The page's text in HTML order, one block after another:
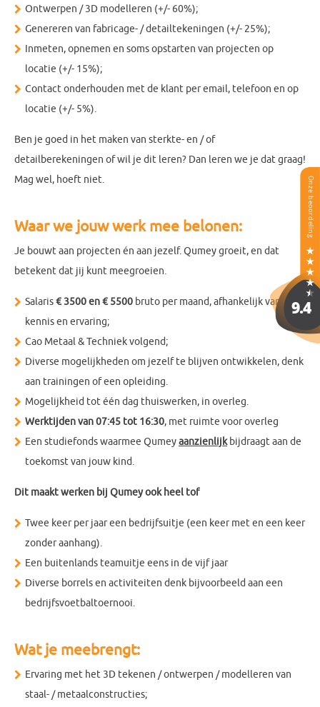
Ontwerpen / 3D modelleren (+/- 60%);
Genereren van fabricage- / detailtekeningen (+/- 25%);
Inmeten, opnemen en soms opstarten van projecten op
locatie (+/- 15%);
Contact onderhouden met de klant per email, telefoon en op
locatie (+/- 5%).
Ben je goed in het maken van sterkte- en / of
detailberekeningen of wil je dit leren? Dan leren we je dat graag!
Mag wel, hoeft niet.
Waar we jouw werk mee belonen:
Je bouwt aan projecten én aan jezelf. Qumey groeit, en dat
betekent dat jij kunt meegroeien.
Salaris€ 3500 en € 5500 bruto per maand, afhankelijk van
kennis en ervaring;
Cao Metaal & Techniek volgend;
Diverse mogelijkheden om jezelf te blijven ontwikkelen, denk
aan trainingen of een opleiding.
Mogelijkheid tot één dag thuiswerken, in overleg.
Werktijden van 07:45 tot 16:30, met ruimte voor overleg
Een studiefonds waarmee Qumeyaanzienlijkbijdraagt aan de
toekomst van jouw kind.
Dit maakt werken bij Qumey ook heel tof
Twee keer per jaar een bedrijfsuitje (een keer met en een keer
zonder aanhang).
Een buitenlands teamuitje eens in de vijf jaar
Diverse borrels en activiteiten denk bijvoorbeeld aan een
bedrijfsvoetbaltoernooi.
Wat je meebrengt:
Ervaring met het 3D tekenen / ontwerpen / modelleren van
staal- / metaalconstructies;